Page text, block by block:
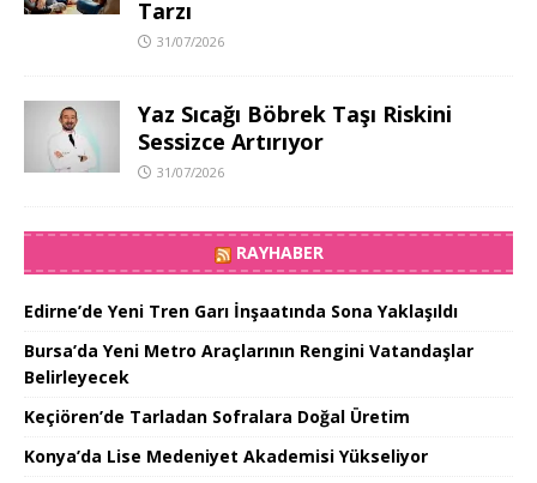
Tarzı
31/07/2026
Yaz Sıcağı Böbrek Taşı Riskini
Sessizce Artırıyor
31/07/2026
RAYHABER
Edirne’de Yeni Tren Garı İnşaatında Sona Yaklaşıldı
Bursa’da Yeni Metro Araçlarının Rengini Vatandaşlar
Belirleyecek
Keçiören’de Tarladan Sofralara Doğal Üretim
Konya’da Lise Medeniyet Akademisi Yükseliyor